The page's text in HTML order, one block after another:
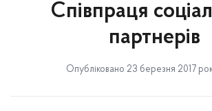
Співпраця
партнерів
Опубліковано 23 березня 2017